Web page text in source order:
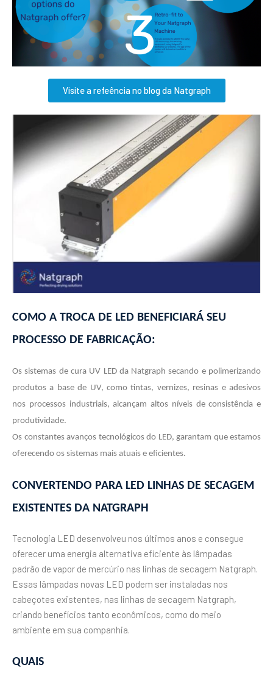
Visite a refeência no blog da Natgraph
COMO A TROCA DE LED BENEFICIARÁ SEU
PROCESSO DE FABRICAÇÃO:
Os sistemas de cura UV LED da Natgraph secando e polimerizando
produtos a base de UV, como tintas, vernizes, resinas e adesivos
nos processos industriais, alcançam altos níveis de consistência e
produtividade.
Os constantes avanços tecnológicos do LED, garantam que estamos
oferecendo os sistemas mais atuais e eficientes.
CONVERTENDO PARA LED LINHAS DE SECAGEM
EXISTENTES DA NATGRAPH
Tecnologia LED desenvolveu nos últimos anos e consegue
oferecer uma energia alternativa eficiente às lâmpadas
padrão de vapor de mercúrio nas linhas de secagem Natgraph.
Essas lâmpadas novas LED podem ser instaladas nos
cabeçotes existentes, nas linhas de secagem Natgraph,
criando benefícios tanto econômicos, como do meio
ambiente em sua companhia.
QUAIS